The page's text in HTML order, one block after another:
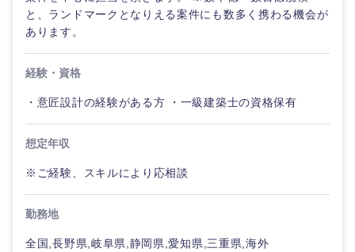
と、ランドマークとなりえる案件にも数多く携わる機会が
あります。
経験・資格
・意匠設計の経験がある方 ・一級建築士の資格保有
想定年収
※ご経験、スキルにより応相談
勤務地
全国,長野県,岐阜県,静岡県,愛知県,三重県,海外